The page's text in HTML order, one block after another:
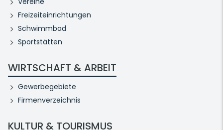
Freizeiteinrichtungen
Schwimmbad
Sportstätten
WIRTSCHAFT & ARBEIT
Gewerbegebiete
Firmenverzeichnis
KULTUR & TOURISMUS